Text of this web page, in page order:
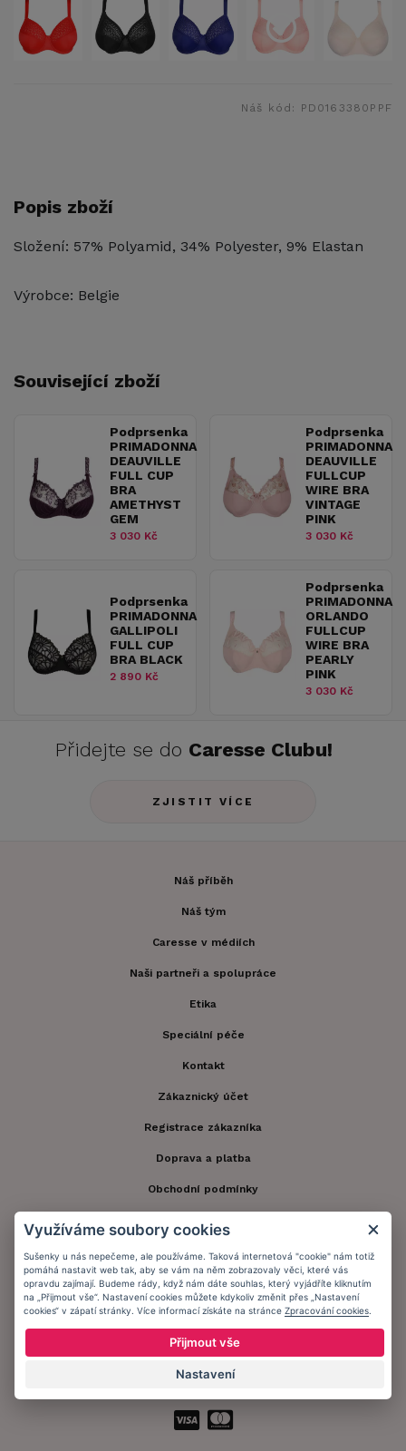
Náš kód: PD0163380PPF
Popis zboží
Složení: 57% Polyamid, 34% Polyester, 9% Elastan
Výrobce: Belgie
Související zboží
Podprsenka
PRIMADONNA
DEAUVILLE
FULL CUP
BRA
AMETHYST
GEM
3 030 Kč
Podprsenka
PRIMADONNA
DEAUVILLE
FULLCUP
WIRE BRA
VINTAGE
PINK
3 030 Kč
Podprsenka
PRIMADONNA
GALLIPOLI
FULL CUP
BRA BLACK
2 890 Kč
Podprsenka
PRIMADONNA
ORLANDO
FULLCUP
WIRE BRA
PEARLY
PINK
3 030 Kč
Přidejte se do Caresse Clubu!
ZJISTIT VÍCE
Náš příběh
Náš tým
Caresse v médiích
Naši partneři a spolupráce
Etika
Speciální péče
Kontakt
Zákaznický účet
Registrace zákazníka
Doprava a platba
Obchodní podmínky
Informační memorandum
Zůstaňte s námi v kontaktu.
Využíváme soubory cookies
Sušenky u nás nepečeme, ale používáme. Taková internetová "cookie" nám totiž
pomáhá nastavit web tak, aby se vám na něm zobrazovaly věci, které vás
opravdu zajímají. Budeme rády, když nám dáte souhlas, který vyjádříte kliknutím
na „Přijmout vše“. Nastavení cookies můžete kdykoliv změnit přes „Nastavení
cookies“ v zápatí stránky. Více informací získáte na stránce Zpracování cookies
Přijmout vše
Nastavení